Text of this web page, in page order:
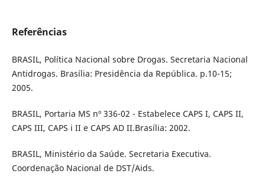
Referências
BRASIL, Política Nacional sobre Drogas. Secretaria Nacional
Antidrogas. Brasília: Presidência da República. p.10-15;
2005.
BRASIL, Portaria MS nº 336-02 - Estabelece CAPS I, CAPS II,
CAPS III, CAPS i II e CAPS AD II.Brasília: 2002.
BRASIL, Ministério da Saúde. Secretaria Executiva.
Coordenação Nacional de DST/Aids.